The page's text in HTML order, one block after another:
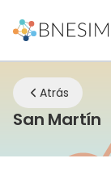
Atrás
San Martín